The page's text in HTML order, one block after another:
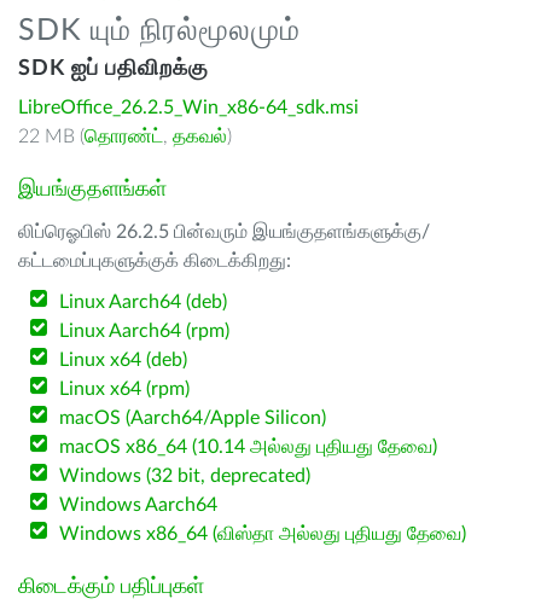
SDK யும் நிரல்மூலமும்
SDK ஐப் பதிவிறக்கு
LibreOffice_26.2.5_Win_x86-64_sdk.msi
22 MB (தொரண்ட் , தகவல்)
இயங்குதளங்கள்
லிப்ரெஓபிஸ் 26.2.5 பின்வரும் இயங்குதளங்களுக்கு/
கட்டமைப்புகளுக்குக் கிடைக்கிறது:
Linux Aarch64 (deb)
Linux Aarch64 (rpm)
Linux x64 (deb)
Linux x64 (rpm)
macOS (Aarch64/Apple Silicon)
macOS x86_64 (10.14 அல்லது புதியது தேவை)
Windows (32 bit, deprecated)
Windows Aarch64
Windows x86_64 (விஸ்தா அல்லது புதியது தேவை)
கிடைக்கும் பதிப்புகள்